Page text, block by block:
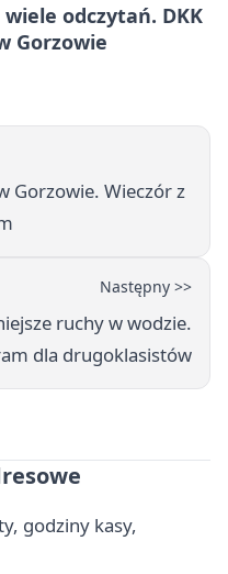
odczytań. DKK
Gorzowie
Gorzowie. Wieczór z
Następny >>
ruchy w wodzie.
dla drugoklasistów
godziny kasy,